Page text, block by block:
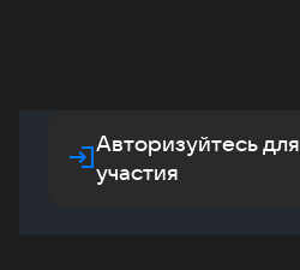
Авторизуйтесь для
участия